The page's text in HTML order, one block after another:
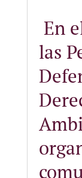
En
las